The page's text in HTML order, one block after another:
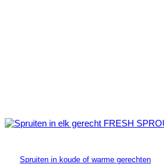
Spruiten in koude of warme gerechten